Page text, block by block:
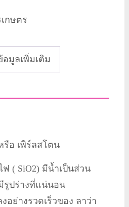
กษตร
อมูลเพิ่มเติม
รือ เพิร์ลสโตน
( SiO2) มีน้ำเป็นส่วน
รูปร่างที่แน่นอน
อย่างรวดเร็วของ ลาว่า